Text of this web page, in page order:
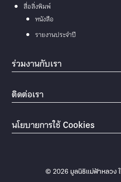
สื่อสิ่งพิมพ์
หนังสือ
รายงานประจำปี
ร่วมงานกับเรา
ติดต่อเรา
นโยบายการใช้ Cookies
© 2026 มูลนิธิแม่ฟ้าหลวง